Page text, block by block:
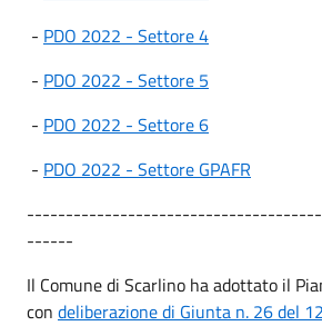
- PDO 2022 - Settore 4
- PDO 2022 - Settore 5
- PDO 2022 - Settore 6
- PDO 2022 - Settore GPAFR
------
Il Comune di Scarlino ha adottato il
con deliberazione di Giunta n. 26 del